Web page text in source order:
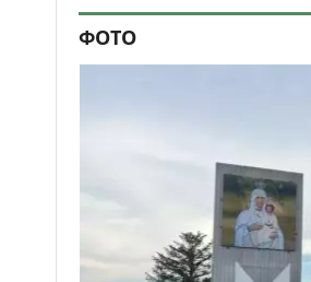
ФОТО